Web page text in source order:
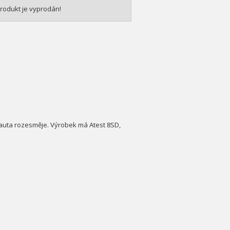
je vyprodán!
rozesměje. Výrobek má Atest 8SD,